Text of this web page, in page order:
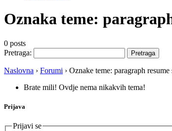
Oznaka teme:
0 posts
Pretraga:
Naslovna › Forumi › Oznake teme: paragraph resume
Brate mili! Ovdje nema nikakvih tema!
Prijava
Prijavi se